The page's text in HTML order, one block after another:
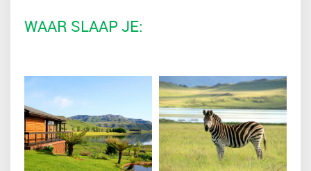
WAAR SLAAP JE: